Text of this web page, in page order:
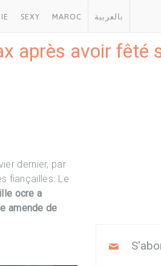
SEXY MAROC بالعربية
après avoir fêté
dernier, par
fiançailles. Le
ocre a
amende de